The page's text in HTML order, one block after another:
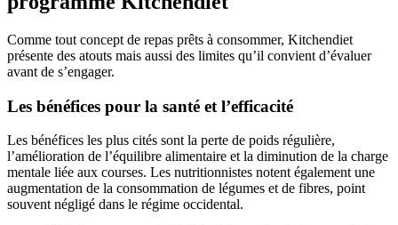
Comme tout concept de repas prêts à consommer, Kitchendiet
présente des atouts mais aussi des limites qu’il convient d’évaluer
avant de s’engager.
Les bénéfices pour la santé et l’efficacité
Les bénéfices les plus cités sont la perte de poids régulière,
l’amélioration de l’équilibre alimentaire et la diminution de la charge
mentale liée aux courses. Les nutritionnistes notent également une
augmentation de la consommation de légumes et de fibres, point
souvent négligé dans le régime occidental.